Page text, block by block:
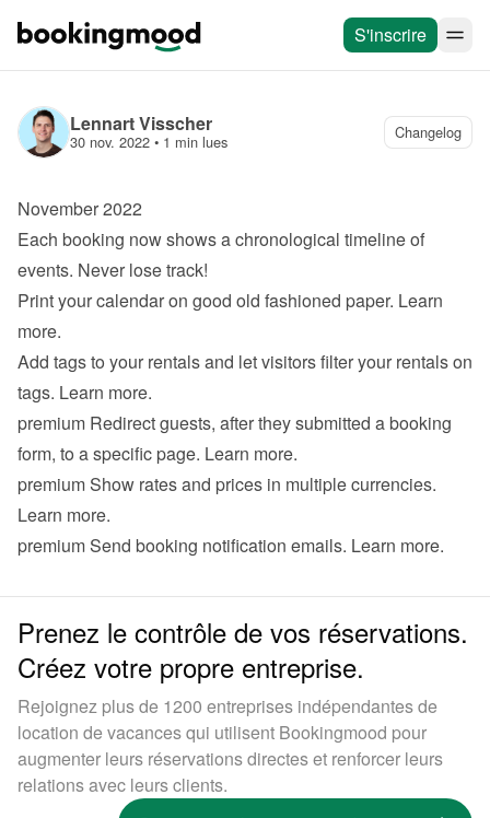
S'inscrire
Lennart Visscher
30 nov. 2022 • 1 min lues Changelog
November 2022
Each booking now shows a chronological timeline of
events. Never lose track!
Print your calendar on good old fashioned paper. Learn
more.
Add tags to your rentals and let visitors filter your rentals on
tags. Learn more.
premium Redirect guests, after they submitted a booking
form, to a specific page. Learn more.
premium
Learn more.
premium Send booking notification emails. Learn more.
Prenez le contrôle de vos réservations.
Créez votre propre entreprise.
Rejoignez plus de 1200 entreprises indépendantes de
location de vacances qui utilisent Bookingmood pour
augmenter leurs réservations directes et renforcer leurs
relations avec leurs clients.